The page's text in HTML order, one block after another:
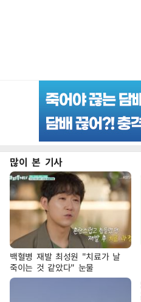
많이 본 기사
백혈병 재발 최성원 "치료가 날
죽이는 것 같았다" 눈물